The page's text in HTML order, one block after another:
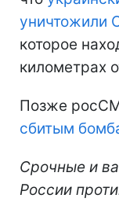
уничтожили
которое
километрах
Позже
сбитым
Срочные и
России